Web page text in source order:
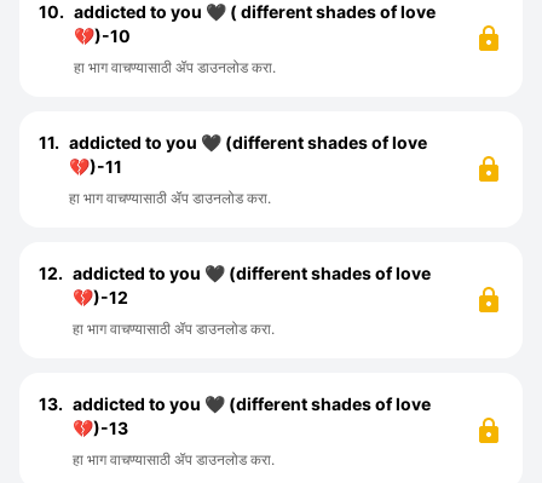
10. addicted to you 🖤 ( different shades of love
💔)-10
हा भाग वाचण्यासाठी ॲप डाउनलोड करा.
11. addicted to you 🖤 (different shades of love
💔)-11
हा भाग वाचण्यासाठी ॲप डाउनलोड करा.
12. addicted to you 🖤 (different shades of love
💔)-12
हा भाग वाचण्यासाठी ॲप डाउनलोड करा.
13. addicted to you 🖤 (different shades of love
💔)-13
हा भाग वाचण्यासाठी ॲप डाउनलोड करा.